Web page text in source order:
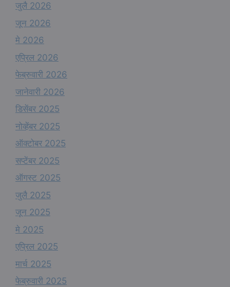
जुलै 2026
जून 2026
मे 2026
एप्रिल 2026
फेब्रुवारी 2026
जानेवारी 2026
डिसेंबर 2025
नोव्हेंबर 2025
ऑक्टोबर 2025
सप्टेंबर 2025
ऑगस्ट 2025
जुलै 2025
जून 2025
मे 2025
एप्रिल 2025
मार्च 2025
फेब्रुवारी 2025